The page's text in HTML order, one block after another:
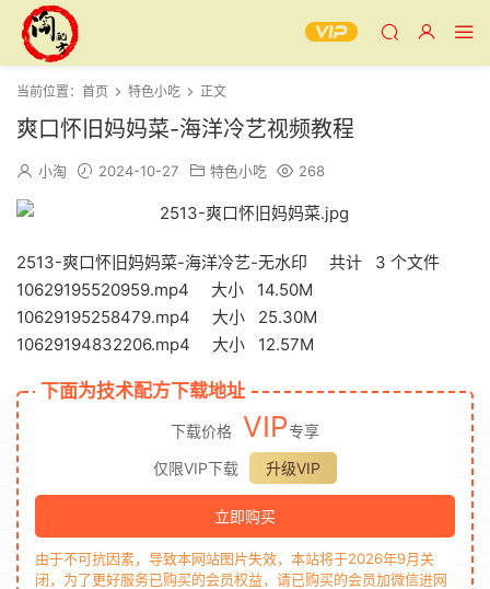
当前位置： 首页 特色小吃 正文
爽口怀旧妈妈菜-海洋冷艺视频教程
小淘 2024-10-27 特色小吃 268
2513-爽口怀旧妈妈菜-海洋冷艺-无水印 共计 3 个文件
10629195520959.mp4 大小 14.50M
10629195258479.mp4 大小 25.30M
10629194832206.mp4 大小 12.57M
下面为技术配方下载地址
下载价格 VIP专享
仅限VIP下载
升级VIP
立即购买
由于不可抗因素，导致本网站图片失效，本站将于2026年9月关
闭，为了更好服务已购买的会员权益，请已购买的会员加微信进网